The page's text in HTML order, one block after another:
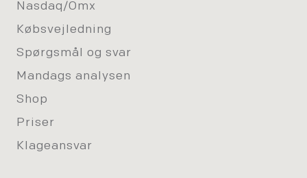
Nasdaq/Omx
Købsvejledning
Spørgsmål og svar
Mandags analysen
Shop
Priser
Klageansvar